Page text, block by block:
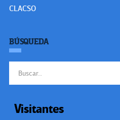
CLACSO
BÚSQUEDA
Visitantes